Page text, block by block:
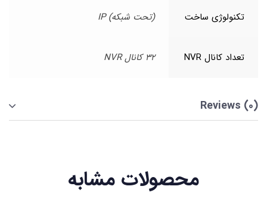
تکنولوژی ساخت (تحت شبکه) IP
تعداد کانال NVR 32 کانال NVR
Reviews (0)
محصولات مشابه